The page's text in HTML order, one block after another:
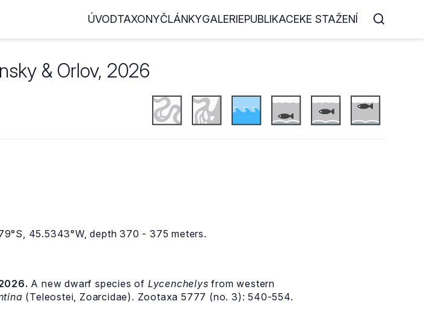
ÚVODTAXONYČLÁNKYGALERIEPUBLIKACEKE STAŽENÍ
& Orlov, 2026
45.5343°W, depth 370 - 375 meters.
A new dwarf species of Lycenchelys from western
(Teleostei, Zoarcidae). Zootaxa 5777 (no. 3): 540-554.